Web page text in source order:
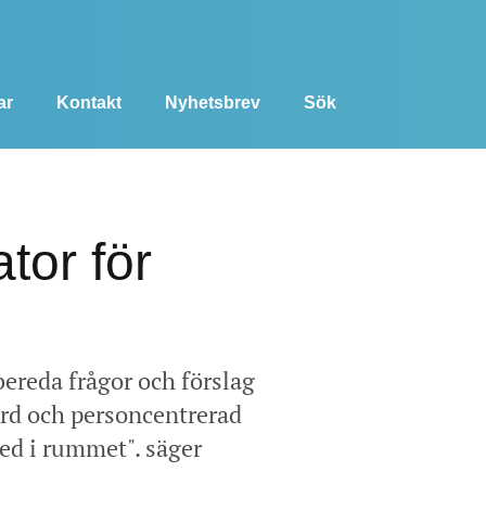
Kontakt Nyhetsbrev Sök
för
frågor och förslag
och personcentrerad
i rummet". säger